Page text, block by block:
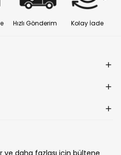
Hızlı Gönderim Kolay İade